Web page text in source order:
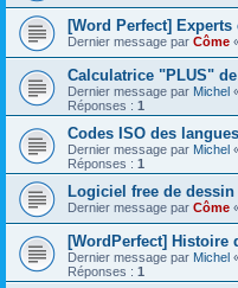
[Word Perfect] Experts
Dernier message par Côme
Calculatrice "PLUS"
Dernier message par Michel
Réponses : 1
Codes ISO des langues
Dernier message par Michel
Réponses : 1
Logiciel free de dessin
Dernier message par Côme
[WordPerfect] Histoire
Dernier message par Michel
Réponses : 1